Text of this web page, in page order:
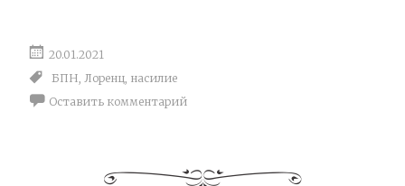
20.01.2021
БПН, Лоренц, насилие
Оставить комментарий